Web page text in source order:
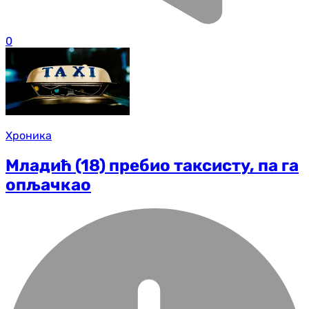
0
Хроника
Младић (18) пребио таксисту, па га
опљачкао